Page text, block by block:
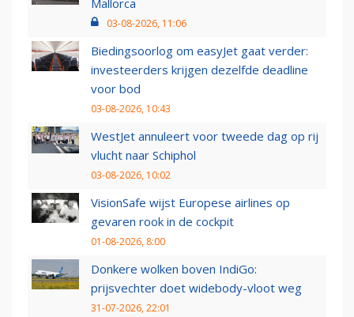
Mallorca
03-08-2026, 11:06
Biedingsoorlog om easyJet gaat verder:
investeerders krijgen dezelfde deadline
voor bod
03-08-2026, 10:43
WestJet annuleert voor tweede dag op rij
vlucht naar Schiphol
03-08-2026, 10:02
VisionSafe wijst Europese airlines op
gevaren rook in de cockpit
01-08-2026, 8:00
Donkere wolken boven IndiGo:
prijsvechter doet widebody-vloot weg
31-07-2026, 22:01